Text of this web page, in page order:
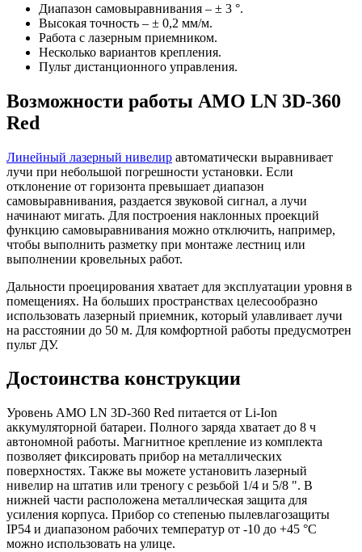
Диапазон самовыравнивания – ± 3 °.
Высокая точность – ± 0,2 мм/м.
Работа с лазерным приемником.
Несколько вариантов крепления.
Пульт дистанционного управления.
Возможности работы AMO LN 3D-360
Red
Линейный лазерный нивелир автоматически выравнивает
лучи при небольшой погрешности установки. Если
отклонение от горизонта превышает диапазон
самовыравнивания, раздается звуковой сигнал, а лучи
начинают мигать. Для построения наклонных проекций
функцию самовыравнивания можно отключить, например,
чтобы выполнить разметку при монтаже лестниц или
выполнении кровельных работ.
Дальности проецирования хватает для эксплуатации уровня в
помещениях. На больших пространствах целесообразно
использовать лазерный приемник, который улавливает лучи
на расстоянии до 50 м. Для комфортной работы предусмотрен
пульт ДУ.
Достоинства конструкции
Уровень AMO LN 3D-360 Red питается от Li-Ion
аккумуляторной батареи. Полного заряда хватает до 8 ч
автономной работы. Магнитное крепление из комплекта
позволяет фиксировать прибор на металлических
поверхностях. Также вы можете установить лазерный
нивелир на штатив или треногу с резьбой 1/4 и 5/8 ". В
нижней части расположена металлическая защита для
усиления корпуса. Прибор со степенью пылевлагозащиты
IP54 и диапазоном рабочих температур от -10 до +45 °C
можно использовать на улице.